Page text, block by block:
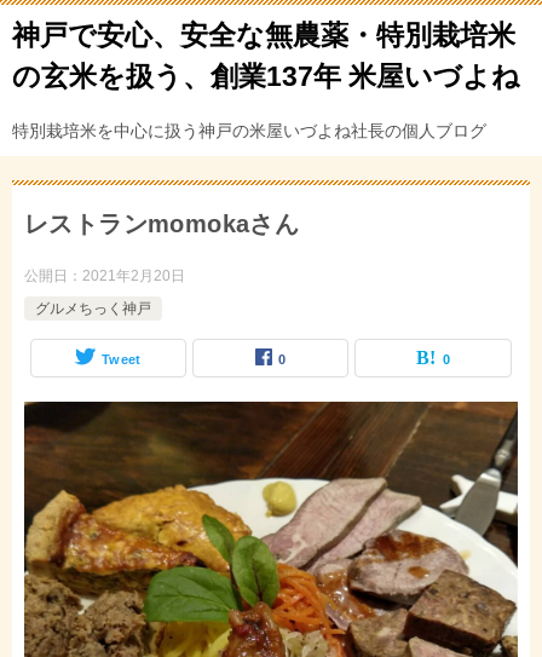
神戸で安心、安全な無農薬・特別栽培米
の玄米を扱う、創業137年 米屋いづよね
特別栽培米を中心に扱う神戸の米屋いづよね社長の個人ブログ
レストランmomokaさん
公開日： 2021年2月20日
グルメちっく神戸
Tweet 0 0